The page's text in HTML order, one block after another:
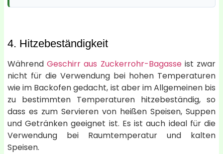
4. Hitzebeständigkeit
WährendGeschirr aus Zuckerrohr-Bagasseist zwar
nicht für die Verwendung bei hohen Temperaturen
wie im Backofen gedacht, ist aber im Allgemeinen bis
zu bestimmten Temperaturen hitzebeständig, so
dass es zum Servieren von heißen Speisen, Suppen
und Getränken geeignet ist. Es ist auch ideal für die
Verwendung bei Raumtemperatur und kalten
Speisen.